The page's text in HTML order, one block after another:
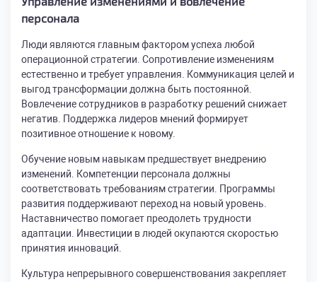
персонала
Люди являются главным фактором успеха любой
операционной стратегии. Сопротивление изменениям
естественно и требует управления. Коммуникация целей и
выгод трансформации должна быть постоянной.
Вовлечение сотрудников в разработку решений снижает
негатив. Поддержка лидеров мнений формирует
позитивное отношение к новому.
Обучение новым навыкам предшествует внедрению
изменений. Компетенции персонала должны
соответствовать требованиям стратегии. Программы
развития поддерживают переход на новый уровень.
Наставничество помогает преодолеть трудности
адаптации. Инвестиции в людей окупаются скоростью
принятия инноваций.
Культура непрерывного совершенствования закрепляет